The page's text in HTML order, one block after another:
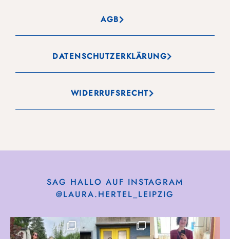
AGB
DATENSCHUTZERKLÄRUNG
WIDERRUFSRECHT
SAG HALLO AUF INSTAGRAM
@LAURA.HERTEL_LEIPZIG